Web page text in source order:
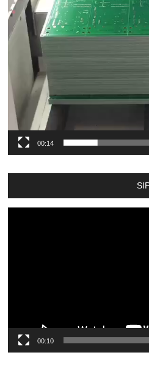
00:14
00:10